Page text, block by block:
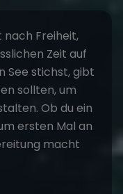
nach Freiheit,
Zeit auf
See stichst, gibt
sollten, um
Ob du ein
ersten Mal an
macht